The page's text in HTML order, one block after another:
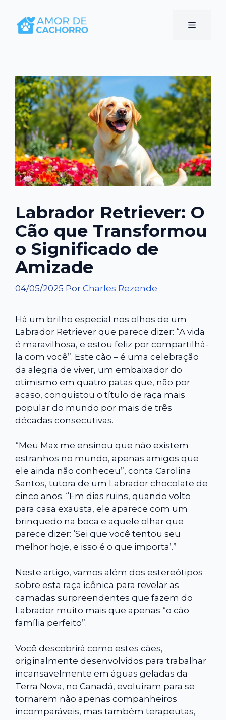
Menu
Labrador Retriever: O
Cão que Transformou
o Significado de
Amizade
04/05/2025 Por Charles Rezende
Há um brilho especial nos olhos de um
Labrador Retriever que parece dizer: “A vida
é maravilhosa, e estou feliz por compartilhá-
la com você”. Este cão – é uma celebração
da alegria de viver, um embaixador do
otimismo em quatro patas que, não por
acaso, conquistou o título de raça mais
popular do mundo por mais de três
décadas consecutivas.
“Meu Max me ensinou que não existem
estranhos no mundo, apenas amigos que
ele ainda não conheceu”, conta Carolina
Santos, tutora de um Labrador chocolate de
cinco anos. “Em dias ruins, quando volto
para casa exausta, ele aparece com um
brinquedo na boca e aquele olhar que
parece dizer: ‘Sei que você tentou seu
melhor hoje, e isso é o que importa’.”
Neste artigo, vamos além dos estereótipos
sobre esta raça icônica para revelar as
camadas surpreendentes que fazem do
Labrador muito mais que apenas “o cão
família perfeito”.
Você descobrirá como estes cães,
originalmente desenvolvidos para trabalhar
incansavelmente em águas geladas da
Terra Nova, no Canadá, evoluíram para se
tornarem não apenas companheiros
incomparáveis, mas também terapeutas,